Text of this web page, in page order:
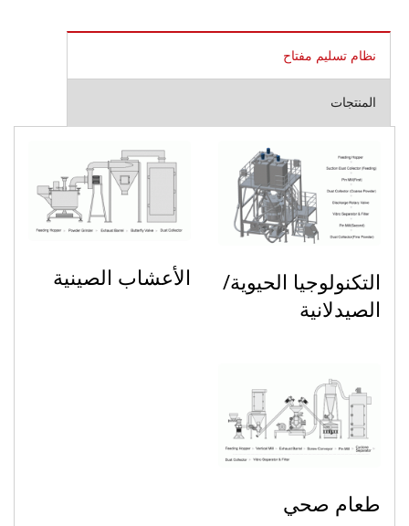
نظام تسليم مفتاح
المنتجات
التكنولوجيا الحيوية/
الصيدلانية
الأعشاب الصينية
طعام صحي